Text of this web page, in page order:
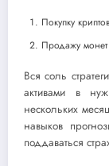
Покупку
Продажу
Вся соль
активами в
нескольких
навыков
поддаваться